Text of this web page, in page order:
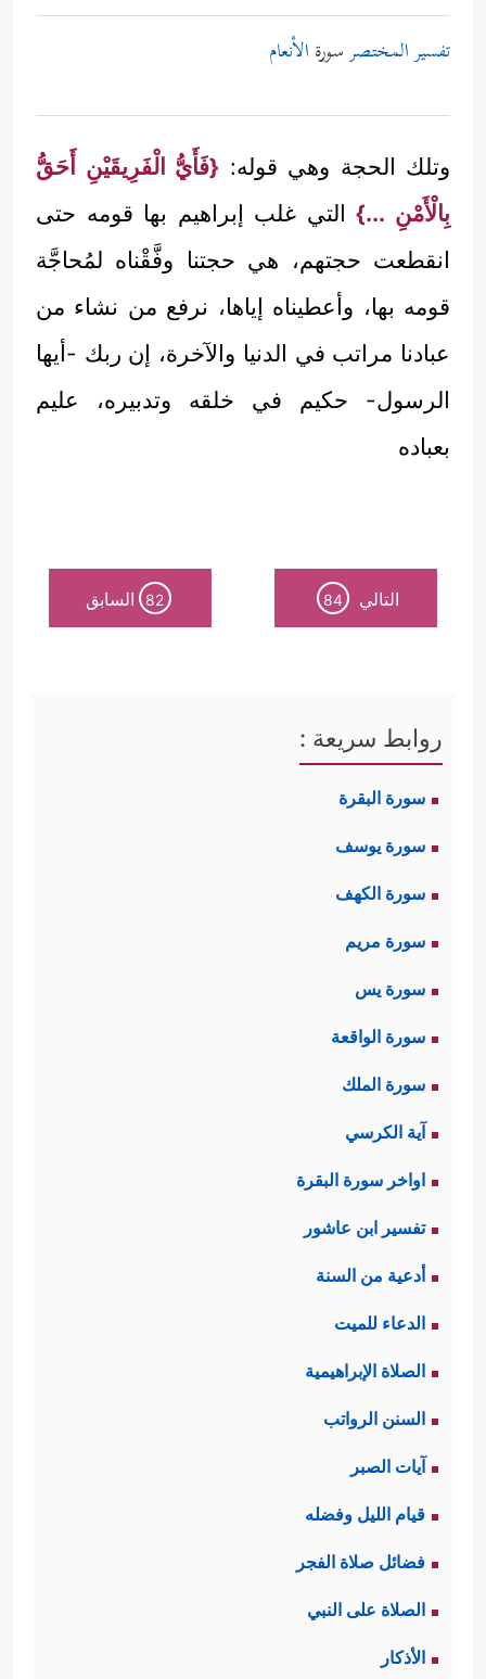
تفسير المختصرسورة الأنعام
وتلك الحجة وهي قوله: {فَأَيُّ الْفَرِيقَيْنِ أَحَقُّ
بِالْأَمْنِ ...}التي غلب إبراهيم بها قومه حتى
انقطعت حجتهم، هي حجتنا وفَّقْناه لمُحاجَّة
قومه بها، وأعطيناه إياها، نرفع من نشاء من
عبادنا مراتب في الدنيا والآخرة، إن ربك -أيها
الرسول- حكيم في خلقه وتدبيره، عليم
بعباده
التالي 84
82 السابق
روابط سريعة :
سورة البقرة
سورة يوسف
سورة الكهف
سورة مريم
سورة يس
سورة الواقعة
سورة الملك
آية الكرسي
اواخر سورة البقرة
تفسير ابن عاشور
أدعية من السنة
الدعاء للميت
الصلاة الإبراهيمية
السنن الرواتب
آيات الصبر
قيام الليل وفضله
فضائل صلاة الفجر
الصلاة على النبي
الأذكار